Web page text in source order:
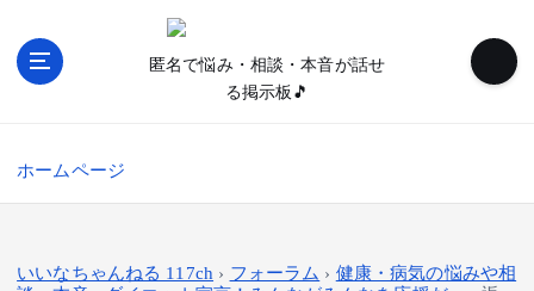
匿名で悩み・相談・本音が話せ
る掲示板🎵
ホームページ
いいなちゃんねる 117ch › フォーラム › 健康・病気の悩みや相